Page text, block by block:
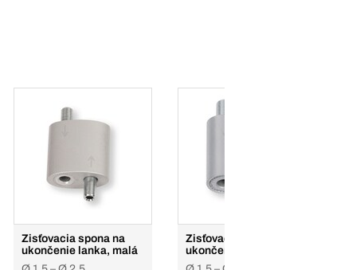
Zisťovacia spona na
ukončenie lanka, malá
Zisťovacia spona na
ukončenie lanka, veľká